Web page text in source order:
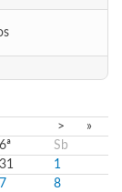
>
»
6ª
Sb
31
1
7
8